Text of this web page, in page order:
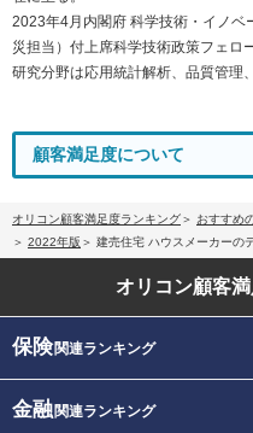
2023年4月内閣府 科学技術・イノベ
災担当）付上席科学技術政策フェロ
研究分野は応用統計解析、品質管理
顧客満足度について
オリコン顧客満足度ランキング
おすすめ
2022年版
建売住宅 ハウスメーカーの
オリコン顧客
保険関連ランキング
金融関連ランキング